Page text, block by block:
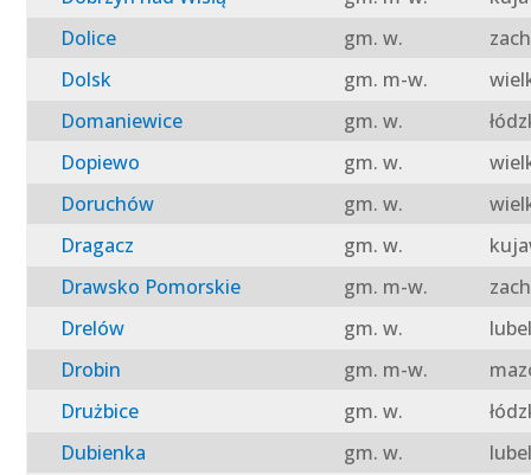
Dolice
gm. w.
Dolsk
gm. m-w.
Domaniewice
gm. w.
Dopiewo
gm. w.
Doruchów
gm. w.
Dragacz
gm. w.
Drawsko Pomorskie
gm. m-w.
Drelów
gm. w.
Drobin
gm. m-w.
Drużbice
gm. w.
Dubienka
gm. w.